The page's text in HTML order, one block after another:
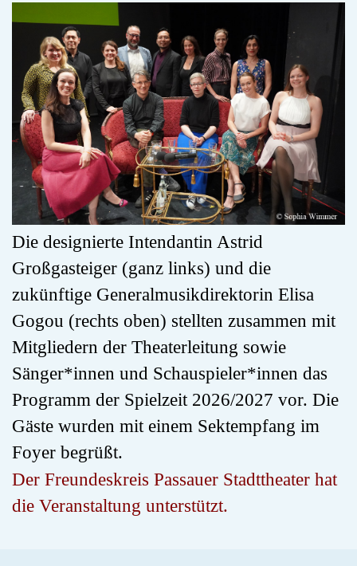
Die designierte Intendantin Astrid
Großgasteiger (ganz links) und die
zukünftige Generalmusikdirektorin Elisa
Gogou (rechts oben) stellten zusammen mit
Mitgliedern der Theaterleitung sowie
Sänger*innen und Schauspieler*innen das
Programm der Spielzeit 2026/2027 vor. Die
Gäste wurden mit einem Sektempfang im
Foyer begrüßt.
Der Freundeskreis Passauer Stadttheater hat
die Veranstaltung unterstützt.